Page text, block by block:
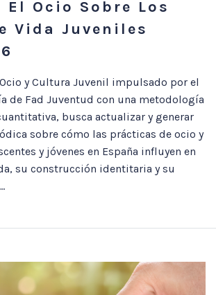
Ocio Sobre Los
Vida Juveniles
y Cultura Juvenil impulsado por el
de Fad Juventud con una metodología
busca actualizar y generar
sobre cómo las prácticas de ocio y
y jóvenes en España influyen en
su construcción identitaria y su